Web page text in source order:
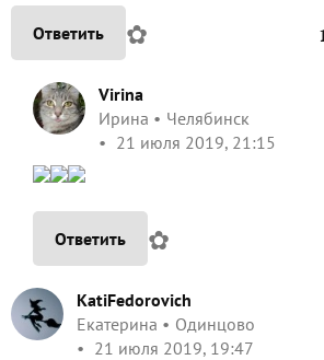
Ответить ✿
Virina
Ирина
Челябинск
21 июля 2019, 21:15
Ответить ✿
KatiFedorovich
Екатерина
Одинцово
21 июля 2019, 19:47